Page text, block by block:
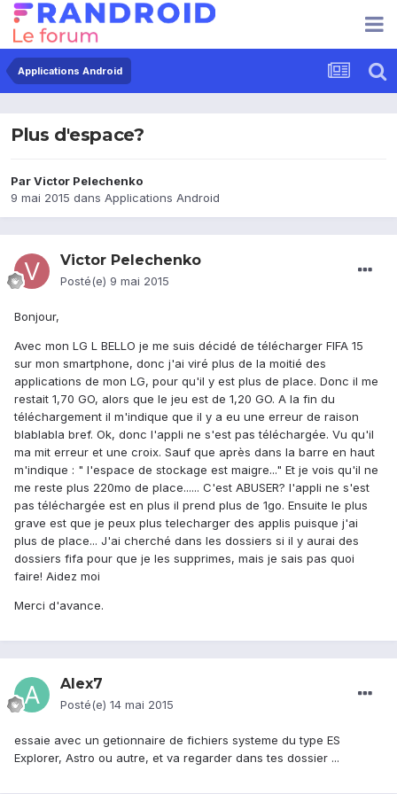
Applications Android
Plus d'espace?
ParVictor Pelechenko
9 mai 2015 dans Applications Android
Victor Pelechenko
Posté(e) 9 mai 2015
Bonjour,
Avec mon LG L BELLO je me suis décidé de télécharger FIFA 15
sur mon smartphone, donc j'ai viré plus de la moitié des
applications de mon LG, pour qu'il y est plus de place. Donc il me
restait 1,70 GO, alors que le jeu est de 1,20 GO. A la fin du
téléchargement il m'indique que il y a eu une erreur de raison
blablabla bref. Ok, donc l'appli ne s'est pas téléchargée. Vu qu'il
ma mit erreur et une croix. Sauf que après dans la barre en haut
m'indique : " l'espace de stockage est maigre..." Et je vois qu'il ne
me reste plus 220mo de place...... C'est ABUSER? l'appli ne s'est
pas téléchargée est en plus il prend plus de 1go. Ensuite le plus
grave est que je peux plus telecharger des applis puisque j'ai
plus de place... J'ai cherché dans les dossiers si il y aurai des
dossiers fifa pour que je les supprimes, mais je sais pas quoi
faire! Aidez moi
Merci d'avance.
Alex7
Posté(e) 14 mai 2015
essaie avec un getionnaire de fichiers systeme du type ES
Explorer, Astro ou autre, et va regarder dans tes dossier ...